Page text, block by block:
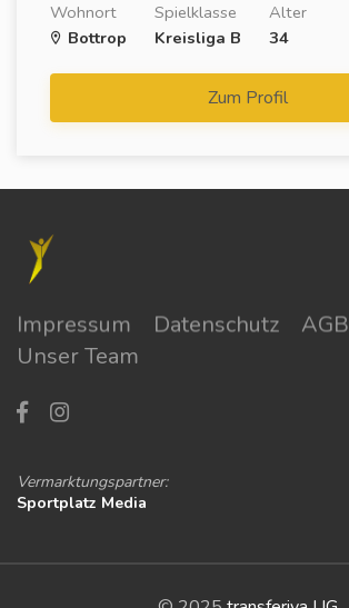
Wohnort
Bottrop
Spielklasse
Kreisliga B
Alter
34
Zum Profil
Impressum Datenschutz AGB
Unser Team
Vermarktungspartner:
Sportplatz Media